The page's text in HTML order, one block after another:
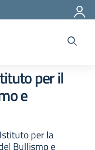
per il
e
per la
Bullismo e